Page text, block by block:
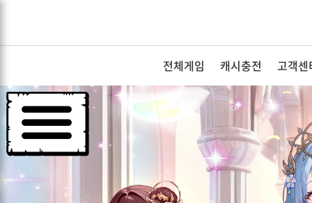
전체게임 캐시충전 고객센